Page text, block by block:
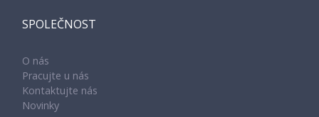
SPOLEČNOST
O nás
Pracujte u nás
Kontaktujte nás
Novinky